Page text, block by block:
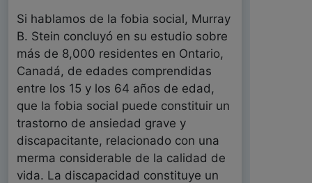
Si hablamos de la fobia social, Murray
B. Stein concluyó en su estudio sobre
más de 8,000 residentes en Ontario,
Canadá, de edades comprendidas
entre los 15 y los 64 años de edad,
que la fobia social puede constituir un
trastorno de ansiedad grave y
discapacitante, relacionado con una
merma considerable de la calidad de
vida. La discapacidad constituye un